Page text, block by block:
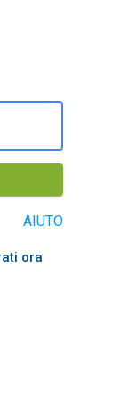
AIUTO
ora